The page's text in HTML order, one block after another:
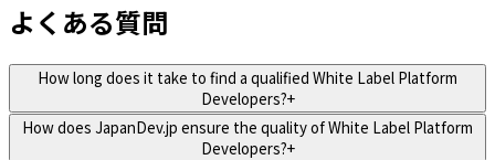
よくある質問
How long does it take to find a qualified White Label Platform
Developers?+
How does JapanDev.jp ensure the quality of White Label Platform
Developers?+